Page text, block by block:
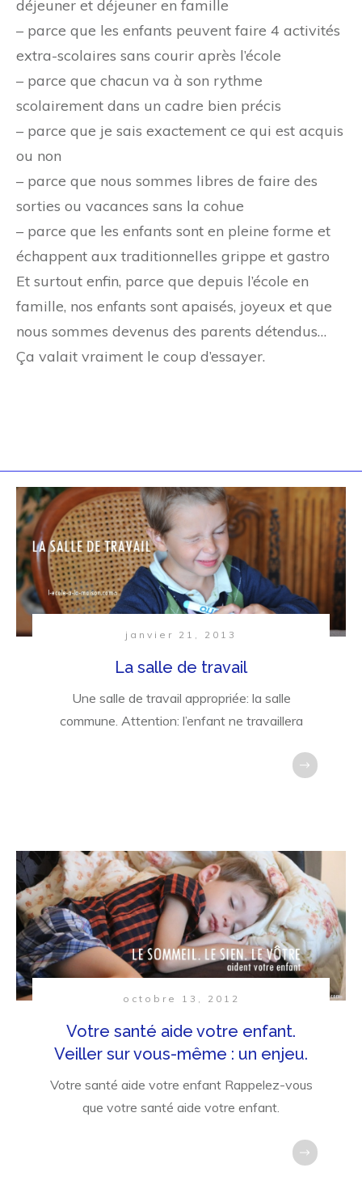
déjeuner et déjeuner en famille
– parce que les enfants peuvent faire 4 activités
extra-scolaires sans courir après l’école
– parce que chacun va à son rythme
scolairement dans un cadre bien précis
– parce que je sais exactement ce qui est acquis
ou non
– parce que nous sommes libres de faire des
sorties ou vacances sans la cohue
– parce que les enfants sont en pleine forme et
échappent aux traditionnelles grippe et gastro
Et surtout enfin, parce que depuis l’école en
famille, nos enfants sont apaisés, joyeux et que
nous sommes devenus des parents détendus…
Ça valait vraiment le coup d’essayer.
janvier 21, 2013
La salle de travail
Une salle de travail appropriée: la salle
commune. Attention: l’enfant ne travaillera
octobre 13, 2012
Votre santé aide votre enfant.
Veiller sur vous-même : un enjeu.
Votre santé aide votre enfant Rappelez-vous
que votre santé aide votre enfant.